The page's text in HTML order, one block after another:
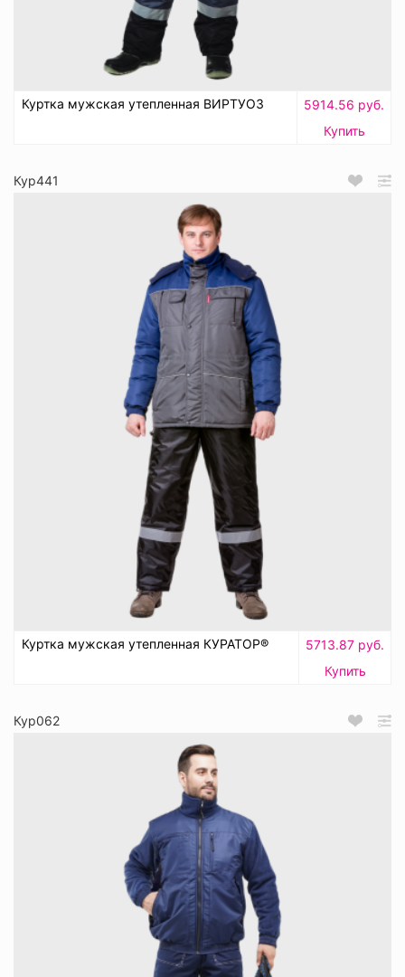
Куртка мужская утепленная ВИРТУОЗ
5914.56 руб.
Купить
Кур441
Куртка мужская утепленная КУРАТОР®
5713.87 руб.
Купить
Кур062